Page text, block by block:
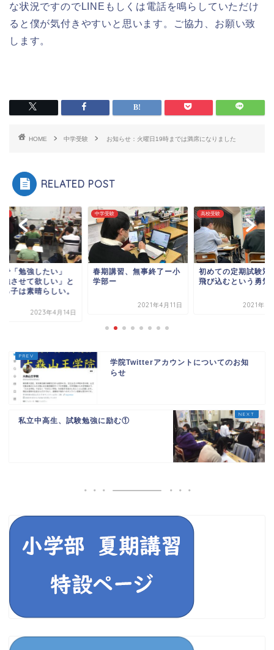
な状況ですのでLINEもしくは電話を鳴らしていただけ
ると僕が気付きやすいと思います。ご協力、お願い致
します。
HOME 中学受験 お知らせ：火曜日19時までは満席になりました
RELATED POST
で「勉強したい」
強させて欲しい」と
る子は素晴らしい。
2023年4月14日
中学受験
春期講習、無事終了ー小
学部ー
2021年4月11日
高校受験
初めての定期試験対
飛び込むという勇気
2021年9
学院Twitterアカウントについてのお知
らせ
私立中高生、試験勉強に励む①